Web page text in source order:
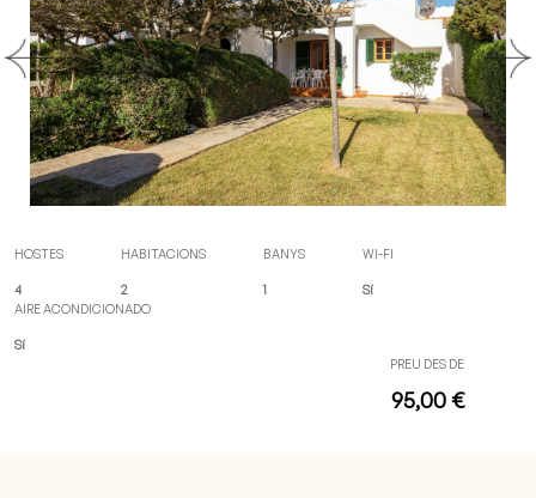
in online)
HOSTES
4
HABITACIONS
2
BANYS
1
WI-FI
Sí
AIRE ACONDICIONADO
Sí
PREU DES DE
95,00 €